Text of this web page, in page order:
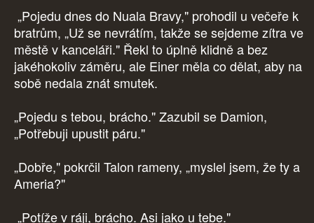
„Pojedu dnes do Nuala Bravy," prohodil u večeře k
bratrům, „Už se nevrátím, takže se sejdeme zítra ve
městě v kanceláři." Řekl to úplně klidně a bez
jakéhokoliv záměru, ale Einer měla co dělat, aby na
sobě nedala znát smutek.
„Pojedu s tebou, brácho." Zazubil se Damion,
„Potřebuji upustit páru."
„Dobře," pokrčil Talon rameny, „myslel jsem, že ty a
Ameria?"
„Potíže v ráji, brácho. Asi jako u tebe."